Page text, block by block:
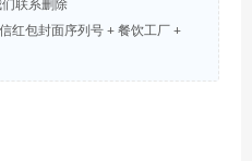
联系删除
红包封面序列号 + 餐饮工厂 +